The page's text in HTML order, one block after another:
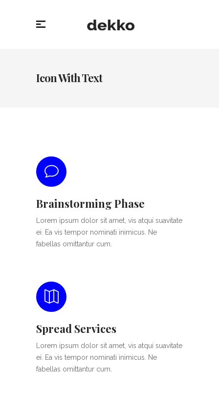
Icon With Text
Brainstorming Phase
Lorem ipsum dolor sit amet, vis atqui suavitate
ei. Ea vis tempor nominati inimicus. Ne
fabellas omittantur cum.
Spread Services
Lorem ipsum dolor sit amet, vis atqui suavitate
ei. Ea vis tempor nominati inimicus. Ne
fabellas omittantur cum.